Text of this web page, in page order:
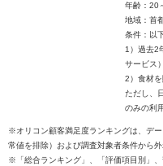
年齢：20
地域：首
条件：以
1）過去2
サービス
2）食材
ただし、
のみの利
※オリコン顧客満足度ランキングは、デ
常値を排除）および調査対象者条件から
※「総合ランキング」、「評価項目別」